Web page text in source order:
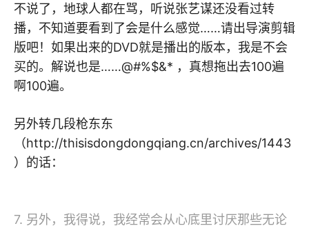
不说了，地球人都在骂，听说张艺谋还没看过转
播，不知道要看到了会是什么感觉……请出导演剪辑
版吧！如果出来的DVD就是播出的版本，我是不会
买的。解说也是……@#%$&* ，真想拖出去100遍
啊100遍。
另外转几段枪东东
（http://thisisdongdongqiang.cn/archives/1443
）的话：
7. 另外，我得说，我经常会从心底里讨厌那些无论